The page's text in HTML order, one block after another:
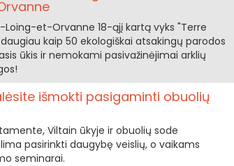
Loing-et-Orvanne 18-ąjį kartą vyks "Terre
kaip 50 ekologiškai atsakingų parodos
ūkis ir nemokami pasivažinėjimai arklių
išmokti pasigaminti obuolių
Viltain ūkyje ir obuolių sode
pasirinkti daugybę veislių, o vaikams
seminarai.